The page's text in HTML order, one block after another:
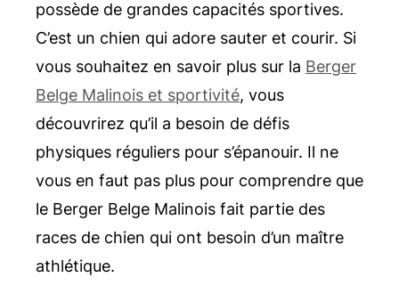
possède de grandes capacités sportives.
C’est un chien qui adore sauter et courir. Si
vous souhaitez en savoir plus sur la Berger
Belge Malinois et sportivité, vous
découvrirez qu’il a besoin de défis
physiques réguliers pour s’épanouir. Il ne
vous en faut pas plus pour comprendre que
le Berger Belge Malinois fait partie des
races de chien qui ont besoin d’un maître
athlétique.